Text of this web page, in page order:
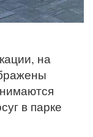
на
в парке